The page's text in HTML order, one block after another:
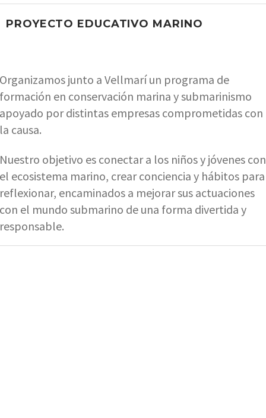
PROYECTO EDUCATIVO MARINO
Organizamos junto a Vellmarí un programa de
formación en conservación marina y submarinismo
apoyado por distintas empresas comprometidas con
la causa.
Nuestro objetivo es conectar a los niños y jóvenes con
el ecosistema marino, crear conciencia y hábitos para
reflexionar, encaminados a mejorar sus actuaciones
con el mundo submarino de una forma divertida y
responsable.